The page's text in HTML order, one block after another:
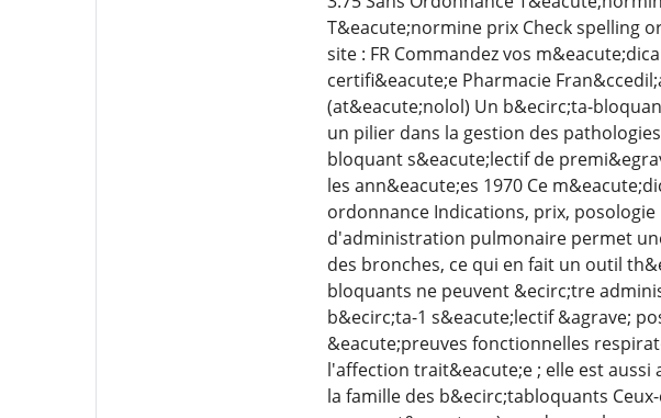
T&eacute;normine prix Check spelling
site : FR Commandez vos
certifi&eacute;e Pharmacie
(at&eacute;nolol) Un b&ecirc;ta-
un pilier dans la gestion des
bloquant s&eacute;lectif de
les ann&eacute;es 1970 Ce
ordonnance Indications, prix,
d'administration pulmonaire permet
des bronches, ce qui en fait un outil
bloquants ne peuvent &ecirc;tre
b&ecirc;ta-1 s&eacute;lectif &agrave;
&eacute;preuves fonctionnelles
l'affection trait&eacute;e ; elle est
la famille des b&ecirc;tabloquants